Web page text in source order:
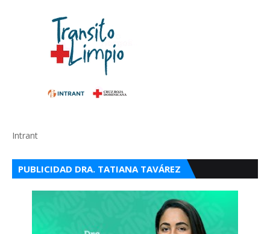
Intrant
PUBLICIDAD DRA. TATIANA TAVÁREZ